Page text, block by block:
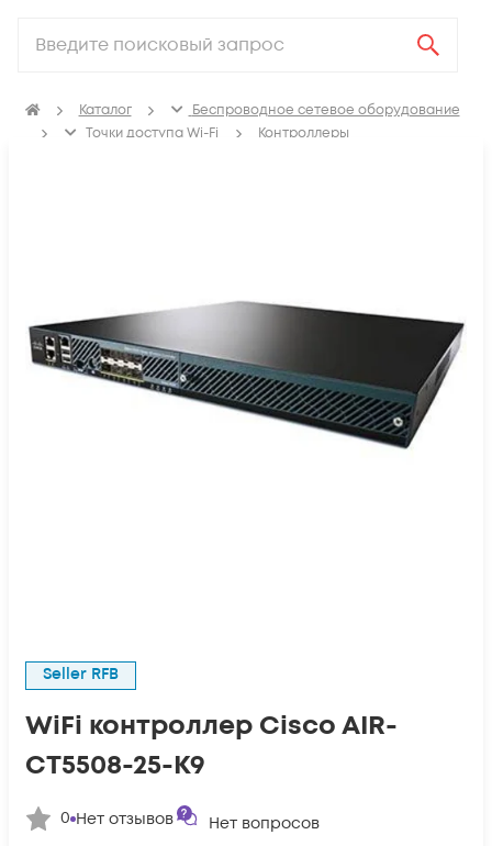
Каталог
Беспроводное сетевое оборудование
Точки доступа Wi-Fi
Контроллеры
Seller RFB
WiFi контроллер Cisco AIR-
CT5508-25-K9
0 Нет отзывов Нет вопросов